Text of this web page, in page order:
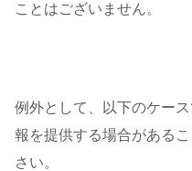
ことはございません。
例外として、以下のケー
報を提供する場合がある
さい。